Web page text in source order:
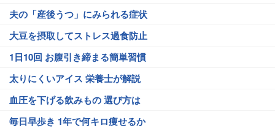
夫の「産後うつ」にみられる症状
大豆を摂取してストレス過食防止
1日10回 お腹引き締まる簡単習慣
太りにくいアイス 栄養士が解説
血圧を下げる飲みもの 選び方は
毎日早歩き 1年で何キロ痩せるか